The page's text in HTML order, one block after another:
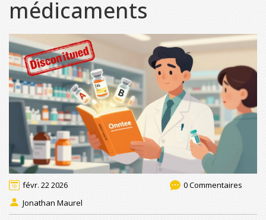
médicaments
févr. 22 2026
0 Commentaires
Jonathan Maurel